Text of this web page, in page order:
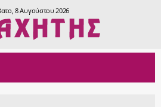
8 Αυγούστου 2026